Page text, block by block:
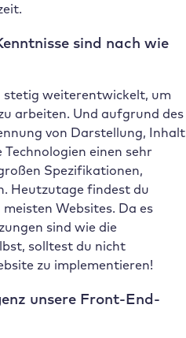
sind nach wie
stetig weiterentwickelt, um
arbeiten. Und aufgrund des
von Darstellung, Inhalt
einen sehr
Spezifikationen,
Heutzutage findest du
Websites. Da es
sind wie die
solltest du nicht
zu implementieren!
unsere Front-End-